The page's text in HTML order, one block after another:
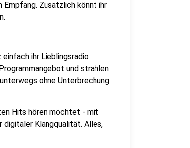
Empfang. Zusätzlich könnt ihr
einfach ihr Lieblingsradio
und strahlen
ohne Unterbrechung
Hits hören möchtet - mit
digitaler Klangqualität. Alles,